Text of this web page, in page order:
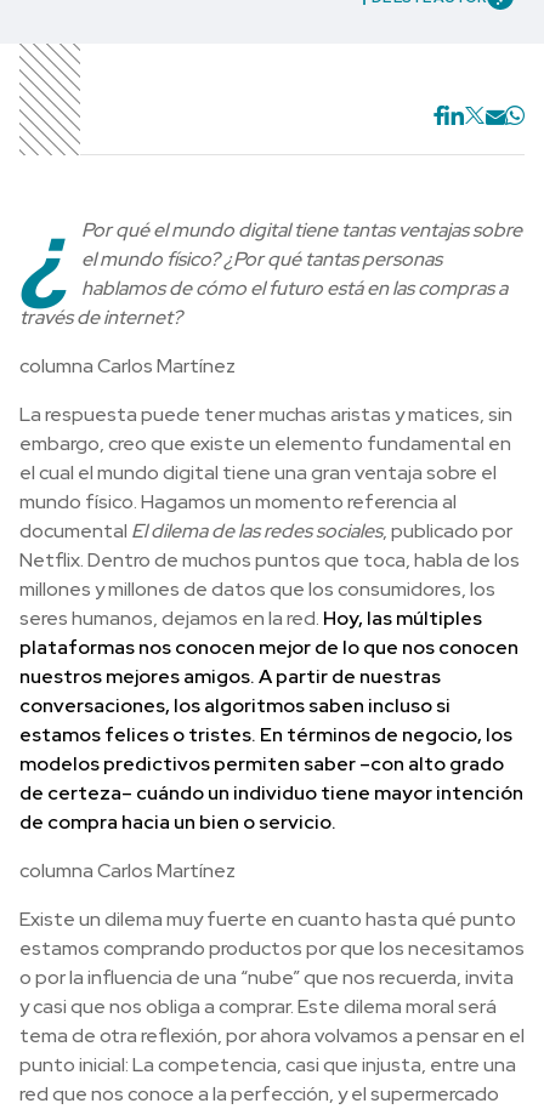
¿ Por quéel mundo digital tiene tantas ventajas sobre
el mundo físico? ¿Por qué tantas personas
hablamos de cómo el futuro está en las compras a
través de internet?
columna Carlos Martínez
La respuesta puede tener muchas aristas y matices, sin
embargo, creo que existe un elemento fundamental en
el cual el mundo digital tiene una gran ventaja sobre el
mundo físico. Hagamos un momento referencia al
documental El dilema de las redes sociales, publicado por
Netflix. Dentro de muchos puntos que toca, habla de los
millones y millones de datos que los consumidores, los
seres humanos, dejamos en la red. Hoy, las múltiples
plataformas nos conocen mejor de lo que nos conocen
nuestros mejores amigos. A partir de nuestras
conversaciones, los algoritmos saben incluso si
estamos felices o tristes. En términos de negocio, los
modelos predictivos permiten saber –con alto grado
de certeza– cuándo un individuo tiene mayor intención
de compra hacia un bien o servicio.
columna Carlos Martínez
Existe un dilema muy fuerte en cuanto hasta qué punto
estamos comprando productos por que los necesitamos
o por la influencia de una “nube” que nos recuerda, invita
y casi que nos obliga a comprar. Este dilema moral será
tema de otra reflexión, por ahora volvamos a pensar en el
punto inicial:La competencia, casi que injusta, entre una
red que nos conoce a la perfección, y el supermercado